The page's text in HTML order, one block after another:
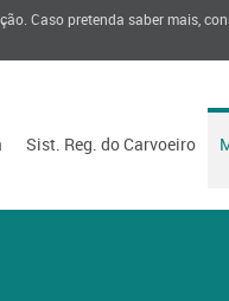
Caso pretenda saber mais,
Sist. Reg. do Carvoeiro